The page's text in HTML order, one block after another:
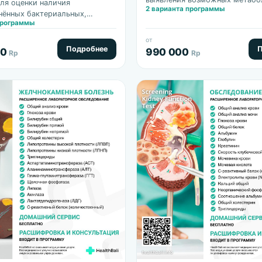
оценки наличия
бактериальных,
инфекций
Rp Подробнее
нарушений.
2 варианта программы
от
990 000 Rp